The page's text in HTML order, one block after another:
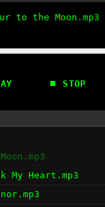
to the Moon.mp3
⏹ STOP
My Heart.mp3